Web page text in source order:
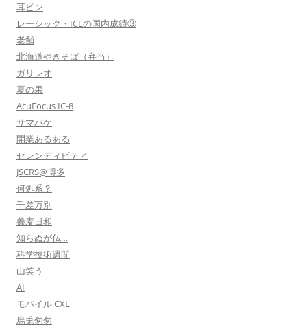
耳ピン
レーシック・ICLの国内成績③
老舗
北海道やきそば（弁当）
ガリレオ
夏の果
AcuFocus IC-8
サマバケ
開業あるある
セレンディピティ
JSCRS@博多
何処系？
千差万別
蕎麦日和
知らぬが仏…
科学技術週間
山笑う
AI
モバイル CXL
烏兎匆匆